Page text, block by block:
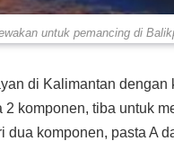
untuk pemancing di
di Kalimantan
2 komponen, tiba untuk
dua komponen, pasta A